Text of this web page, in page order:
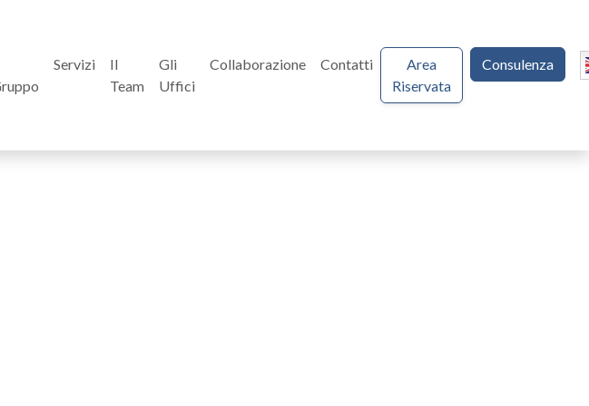
Servizi
Il
Team
Gli
Uffici
Collaborazione Contatti
Area
Riservata
Consulenza